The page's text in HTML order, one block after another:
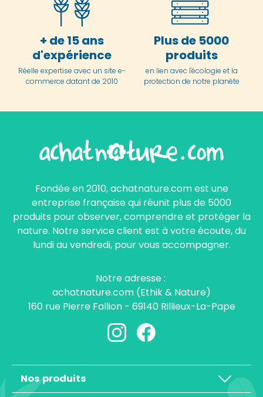
+ de 15 ans
d'expérience
Réelle expertise avec un site e-
commerce datant de 2010
Plus de 5000
produits
en lien avec l'écologie et la
protection de notre planète
Fondée en 2010, achatnature.com est une
entreprise française qui réunit plus de 5000
produits pour observer, comprendre et protéger la
nature. Notre service client est à votre écoute, du
lundi au vendredi, pour vous accompagner.
Notre adresse :
achatnature.com (Ethik & Nature)
160 rue Pierre Fallion - 69140 Rillieux-La-Pape
Nos produits